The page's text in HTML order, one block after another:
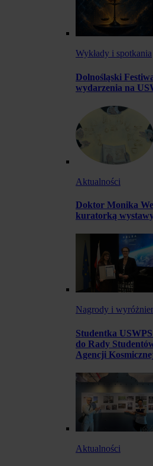
Wykłady i spotkania
Dolnośląski
wydarzenia na
Aktualności
Doktor Monika
kuratorką wystawy
Nagrody i
Studentka
do Rady
Agencji
Aktualności